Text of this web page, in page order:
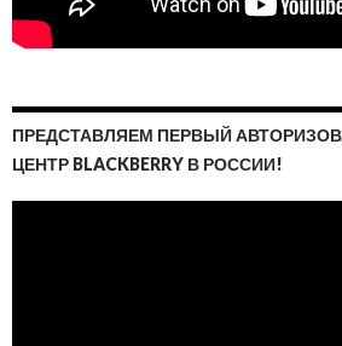
ПРЕДСТАВЛЯЕМ ПЕРВЫЙ
ЦЕНТР BLACKBERRY В РОССИИ!